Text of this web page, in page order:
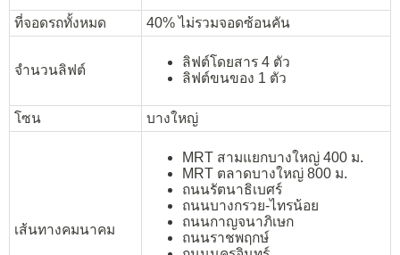
ที่จอดรถทั้งหมด 40% ไม่รวมจอดซ้อนคัน
จำนวนลิฟต์
ลิฟต์โดยสาร 4 ตัว
ลิฟต์ขนของ 1 ตัว
โซน บางใหญ่
เส้นทางคมนาคม
MRT สามแยกบางใหญ่ 400 ม.
MRT ตลาดบางใหญ่ 800 ม.
ถนนรัตนาธิเบศร์
ถนนบางกรวย-ไทรน้อย
ถนนกาญจนาภิเษก
ถนนราชพฤกษ์